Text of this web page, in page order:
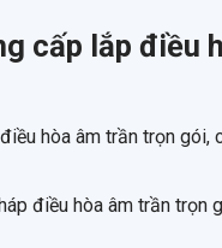
cấp lắp điều
điều hòa âm trần